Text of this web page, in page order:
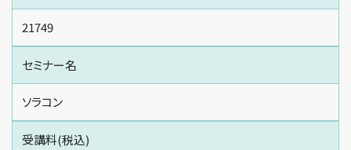
21749
セミナー名
ソラコン
受講料(税込)